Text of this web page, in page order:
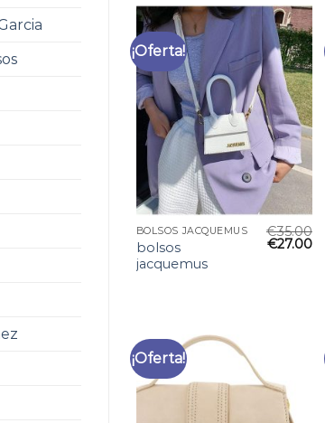
¡Oferta!
BOLSOS JACQUEMUS
bolsos
jacquemus
€35.00
€27.00
¡Oferta!